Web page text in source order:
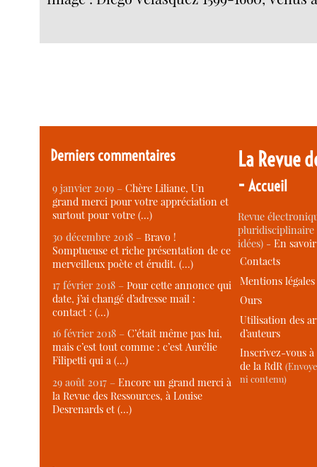
Derniers commentaires
9 janvier 2019 –Chère Liliane, Un
grand merci pour votre appréciation et
surtout pour votre (…)
30 décembre 2018 –Bravo !
Somptueuse et riche présentation de ce
merveilleux poète et érudit. (…)
17 février 2018 –Pour cette annonce qui
date, j’ai changé d’adresse mail :
contact : (…)
16 février 2018 –C’était même pas lui,
mais c’est tout comme : c’est Aurélie
Filipetti qui a (…)
29 août 2017 –Encore un grand merci à
la Revue des Ressources, à Louise
Desrenards et (…)
La Revue
-Accueil
Revue
idées) -En
Contacts
Mentions légales
Ours
Utilisation des
d’auteurs
Inscrivez-vous
de la RdR
ni contenu)